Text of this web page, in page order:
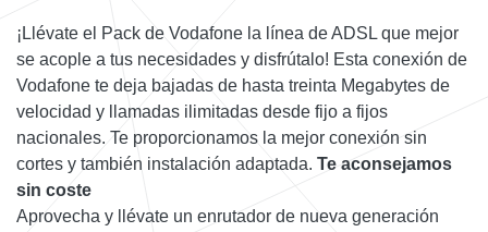
¡Llévate el Pack de Vodafone la línea de ADSL que mejor
se acople a tus necesidades y disfrútalo! Esta conexión de
Vodafone te deja bajadas de hasta treinta Megabytes de
velocidad y llamadas ilimitadas desde fijo a fijos
nacionales. Te proporcionamos la mejor conexión sin
cortes y también instalación adaptada. Te aconsejamos
sin coste
Aprovecha y llévate un enrutador de nueva generación